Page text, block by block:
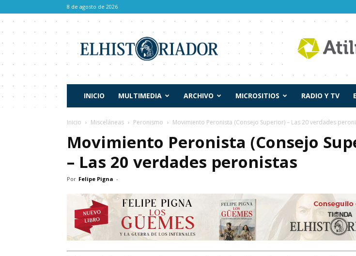
8 de agosto de 2026
Historiador
INICIO MULTIMEDIA ARCHIVO MICROSITIOS RADIO Y TV
Inicio Misceláneas Peronismo Movimiento Peronista (Consejo Superior) – Las 20 verdades
Movimiento Peronista (Consejo
– Las 20 verdades peronistas
Por Felipe Pigna -